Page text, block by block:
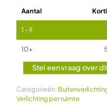
Aantal
1 - 9
10+
Stel een vraag over
Categorieën:
Verlichting per ruimte